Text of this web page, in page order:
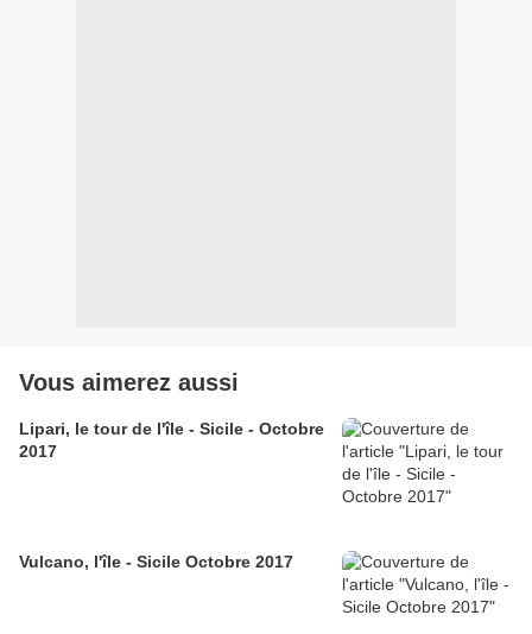
Vous aimerez aussi
Lipari, le tour de l'île - Sicile - Octobre
2017
Vulcano, l'île - Sicile Octobre 2017